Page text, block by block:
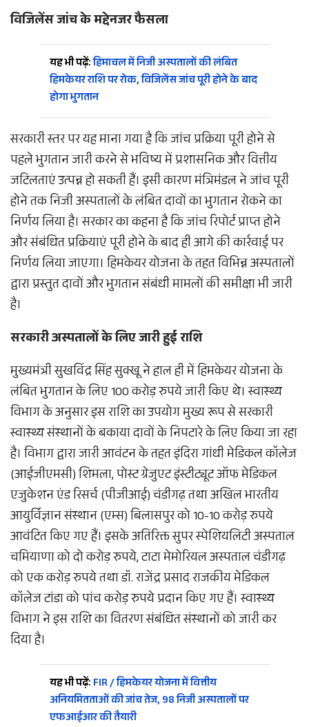
विजिलेंस जांच के मद्देनजर फैसला
यह भी पढ़ें:हिमाचल में निजी अस्पतालों की लंबित
हिमकेयर राशि पर रोक, विजिलेंस जांच पूरी होने के बाद
होगा भुगतान
सरकारी स्तर पर यह माना गया है कि जांच प्रक्रिया पूरी होने से
पहले भुगतान जारी करने से भविष्य में प्रशासनिक और वित्तीय
जटिलताएं उत्पन्न हो सकती हैं। इसी कारण मंत्रिमंडल ने जांच पूरी
होने तक निजी अस्पतालों के लंबित दावों का भुगतान रोकने का
निर्णय लिया है। सरकार का कहना है कि जांच रिपोर्ट प्राप्त होने
और संबंधित प्रक्रियाएं पूरी होने के बाद ही आगे की कार्रवाई पर
निर्णय लिया जाएगा। हिमकेयर योजना के तहत विभिन्न अस्पतालों
द्वारा प्रस्तुत दावों और भुगतान संबंधी मामलों की समीक्षा भी जारी
है।
सरकारी अस्पतालों के लिए जारी हुई राशि
मुख्यमंत्री सुखविंद्र सिंह सुक्खू ने हाल ही में हिमकेयर योजना के
लंबित भुगतान के लिए 100 करोड़ रुपये जारी किए थे। स्वास्थ्य
विभाग के अनुसार इस राशि का उपयोग मुख्य रूप से सरकारी
स्वास्थ्य संस्थानों के बकाया दावों के निपटारे के लिए किया जा रहा
है। विभाग द्वारा जारी आवंटन के तहत इंदिरा गांधी मेडिकल कॉलेज
(आईजीएमसी) शिमला, पोस्ट ग्रेजुएट इंस्टीट्यूट ऑफ मेडिकल
एजुकेशन एंड रिसर्च (पीजीआई) चंडीगढ़ तथा अखिल भारतीय
आयुर्विज्ञान संस्थान (एम्स) बिलासपुर को 10-10 करोड़ रुपये
आवंटित किए गए हैं। इसके अतिरिक्त सुपर स्पेशियलिटी अस्पताल
चमियाणा को दो करोड़ रुपये, टाटा मेमोरियल अस्पताल चंडीगढ़
को एक करोड़ रुपये तथा डॉ. राजेंद्र प्रसाद राजकीय मेडिकल
कॉलेज टांडा को पांच करोड़ रुपये प्रदान किए गए हैं। स्वास्थ्य
विभाग ने इस राशि का वितरण संबंधित संस्थानों को जारी कर
दिया है।
यह भी पढ़ें: FIR / हिमकेयर योजना में वित्तीय
अनियमितताओं की जांच तेज, 98 निजी अस्पतालों पर
एफआईआर की तैयारी